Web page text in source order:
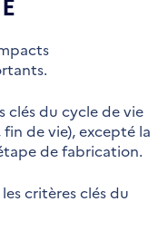
clés du cycle de vie
de vie), excepté la
de fabrication.
critères clés du